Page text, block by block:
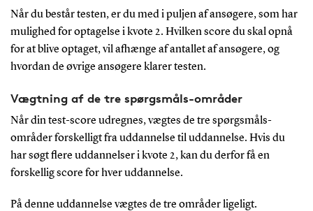
Når du består testen, er du med i puljen af ansøgere, som har
mulighed for optagelse i kvote 2. Hvilken score du skal opnå
for at blive optaget, vil afhænge af antallet af ansøgere, og
hvordan de øvrige ansøgere klarer testen.
Vægtning af de tre spørgsmåls-områder
Når din test-score udregnes, vægtes de tre spørgsmåls-
områder forskelligt fra uddannelse til uddannelse. Hvis du
har søgt flere uddannelser i kvote 2, kan du derfor få en
forskellig score for hver uddannelse.
På denne uddannelse vægtes de tre områder ligeligt.